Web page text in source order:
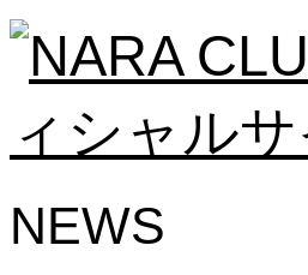
ソシオス
バモス
チアダンススクール
ボランティアチーム「
ビクトリーロード
HOMEGAME
ホームゲーム運営管理
Jリーグ運営管理規定
NEWS